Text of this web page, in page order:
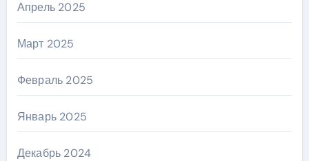
Апрель 2025
Март 2025
Февраль 2025
Январь 2025
Декабрь 2024